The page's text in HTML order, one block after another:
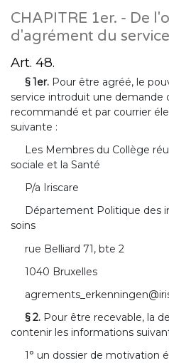
CHAPITRE 1er. - De
d'agrément du service
Art. 48.
§ 1er. Pour être agréé, le
service introduit une demande
recommandé et par courrier
suivante :
Les Membres du Collège
sociale et la Santé
P/a Iriscare
Département Politique des
soins
rue Belliard 71, bte 2
1040 Bruxelles
§ 2. Pour être recevable, la
contenir les informations
1° un dossier de motivation